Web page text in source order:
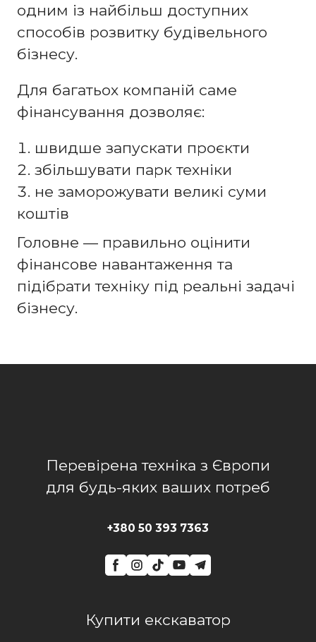
одним із найбільш доступних
способів розвитку будівельного
бізнесу.
Для багатьох компаній саме
фінансування дозволяє:
швидше запускати проєкти
збільшувати парк техніки
не заморожувати великі суми
коштів
Головне — правильно оцінити
фінансове навантаження та
підібрати техніку під реальні задачі
бізнесу.
Перевірена техніка з Європи
для будь-яких ваших потреб
+380 50 393 7363
Купити екскаватор